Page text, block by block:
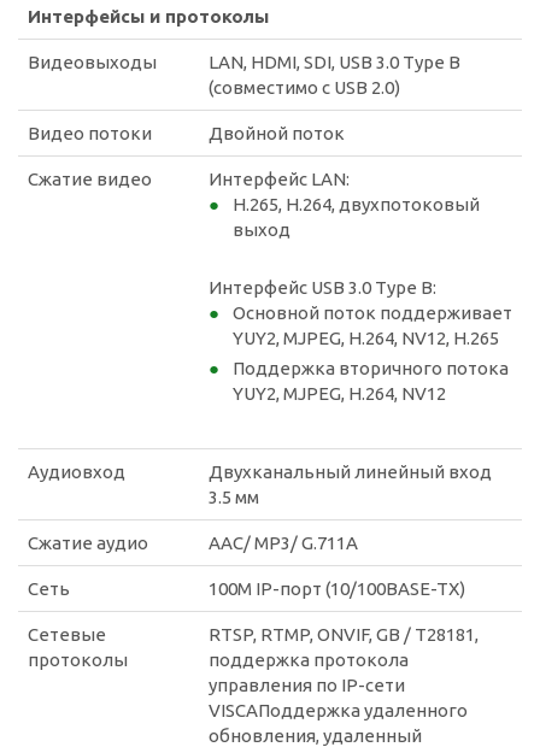
Интерфейсы и протоколы
Видеовыходы
LAN, HDMI, SDI, USB 3.0 Type B
(совместимо с USB 2.0)
Видео потоки Двойной поток
Сжатие видео
Интерфейс LAN:
H.265, H.264, двухпотоковый
выход
Интерфейс USB 3.0 Type B:
Основной поток поддерживает
YUY2, MJPEG, H.264, NV12, H.265
Поддержка вторичного потока
YUY2, MJPEG, H.264, NV12
Аудиовход
Двухканальный линейный вход
3.5 мм
Сжатие аудио AAC/ MP3/ G.711A
Сеть 100M IP-порт (10/100BASE-TX)
Сетевые
протоколы
RTSP, RTMP, ONVIF, GB / T28181,
поддержка протокола
управления по IP-сети
VISCAПоддержка удаленного
обновления, удаленный